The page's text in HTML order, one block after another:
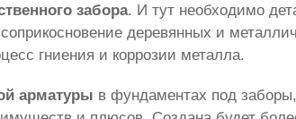
забора. И тут необходимо
деревянных и
гниения и коррозии металла.
арматуры в фундаментах под